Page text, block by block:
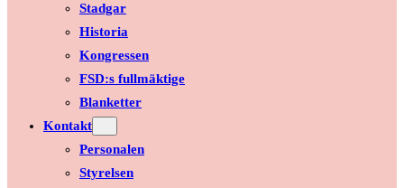
Stadgar
Historia
Kongressen
FSD:s fullmäktige
Blanketter
Kontakt
Personalen
Styrelsen